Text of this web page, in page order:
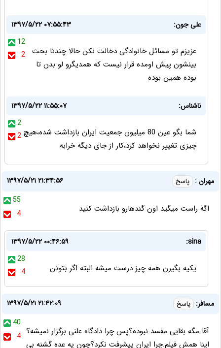
علی جون:
۱۳۹۷/۵/۲۲ ۰۷:۵۵:۴۳
12
2
عزیزم تو مسائل خانوادگی دخالت نکن حالا چندتا بحث
بینشون پیش اومده قرار نیست که همدیگرو لو بدن تا
بوده همین بوده
ناشناس:
۱۳۹۷/۵/۲۲ ۱۱:۵۵:۰۷
2
2 شما بگو عین 80 میلیون جمعیت ایران بازداشت شده،هیچ
چیزی تغییر نخواهد کرد،کار از جای دیگه خرابه
مهران : پاسخ
۱۳۹۷/۵/۲۱ ۲۱:۳۴:۵۶
55
4
اگه راست میگید اون گندهارو بازداشت کنید
sina:
۱۳۹۷/۵/۲۲ ۰۰:۴۶:۵۹
28
4
یکیه بگیرن همه چیز درست میشه البته اگر بتونن
مسافر: پاسخ
۱۳۹۷/۵/۲۱ ۲۱:۴۲:۰۹
40
4 آقا مگه بقایی مفسد نبوده؟پس چرا دادگاه علنی برگزار نمیشه؟
اینا همش فیلم.چرا ایران پیشرفت نکرد؟چون یه عده گشنه بی